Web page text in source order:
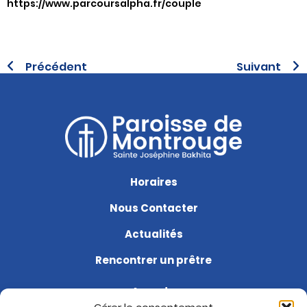
https://www.parcoursalpha.fr/couple
Précédent Suivant
Horaires
Nous Contacter
Actualités
Rencontrer un prêtre
Agenda